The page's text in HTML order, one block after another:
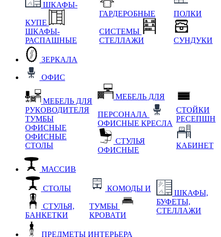
ШКАФЫ-
КУПЕ
ШКАФЫ-
РАСПАШНЫЕ
ГАРДЕРОБНЫЕ
СИСТЕМЫ
СТЕЛЛАЖИ
ПОЛКИ
СУНДУКИ
ЗЕРКАЛА
ОФИС
МЕБЕЛЬ ДЛЯ
РУКОВОДИТЕЛЯ
ТУМБЫ
ОФИСНЫЕ
ОФИСНЫЕ
СТОЛЫ
МЕБЕЛЬ ДЛЯ
ПЕРСОНАЛА
ОФИСНЫЕ КРЕСЛА
СТУЛЬЯ
ОФИСНЫЕ
СТОЙКИ
РЕСЕПШН
КАБИНЕТ
МАССИВ
СТОЛЫ
СТУЛЬЯ,
БАНКЕТКИ
КОМОДЫ И
ТУМБЫ
КРОВАТИ
ШКАФЫ,
БУФЕТЫ,
СТЕЛЛАЖИ
ПРЕДМЕТЫ ИНТЕРЬЕРА